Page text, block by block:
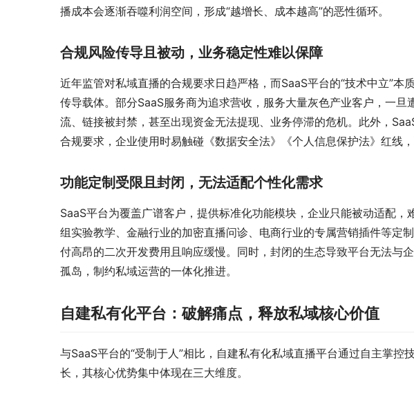
播成本会逐渐吞噬利润空间，形成“越增长、成本越高”的恶性循环。
合规风险传导且被动，业务稳定性难以保障
近年监管对私域直播的合规要求日趋严格，而SaaS平台的“技术中立”本
传导载体。部分SaaS服务商为追求营收，服务大量灰色产业客户，一
流、链接被封禁，甚至出现资金无法提现、业务停滞的危机。此外，
合规要求，企业使用时易触碰《数据安全法》《个人信息保护法》红线，
功能定制受限且封闭，无法适配个性化需求
SaaS平台为覆盖广谱客户，提供标准化功能模块，企业只能被动适配
组实验教学、金融行业的加密直播问诊、电商行业的专属营销插件等定
付高昂的二次开发费用且响应缓慢。同时，封闭的生态导致平台无法与
孤岛，制约私域运营的一体化推进。
自建私有化平台：破解痛点，释放私域核心价值
与SaaS平台的“受制于人”相比，自建私有化私域直播平台通过自主掌控
长，其核心优势集中体现在三大维度。